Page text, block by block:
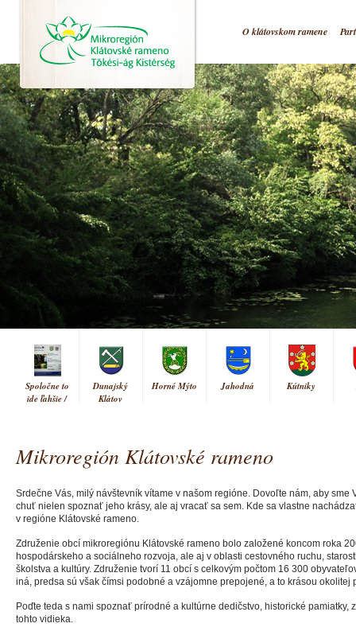
O klátovskom ramene
Spoločne to
ide ľahšie /
Dunajský
Klátov
Horné Mýto Jahodná Kútniky
Vrakúň
Mikroregión Klátovské rameno
Srdečne Vás, milý návštevník vítame v našom regióne. Dovoľte nám, aby sme
chuť nielen spoznať jeho krásy, ale aj vracať sa sem. Kde sa vlastne
v regióne Klátovské rameno.
Združenie obcí mikroregiónu Klátovské rameno bolo založené koncom roka
hospodárskeho a sociálneho rozvoja, ale aj v oblasti cestovného ruchu,
školstva a kultúry. Združenie tvorí 11 obcí s celkovým počtom 16 300
iná, predsa sú však čímsi podobné a vzájomne prepojené, a to krásou okolitej
Poďte teda s nami spoznať prírodné a kultúrne dedičstvo, historické
tohto vidieka.